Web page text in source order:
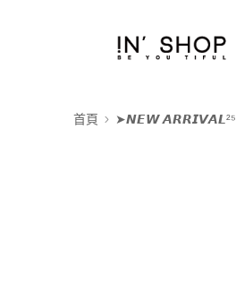
首頁 ➤𝙉𝙀𝙒 𝘼𝙍𝙍𝙄𝙑𝘼𝙇²⁵